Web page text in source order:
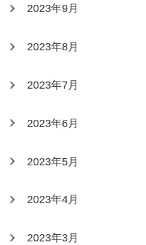
2023年9月
2023年8月
2023年7月
2023年6月
2023年5月
2023年4月
2023年3月